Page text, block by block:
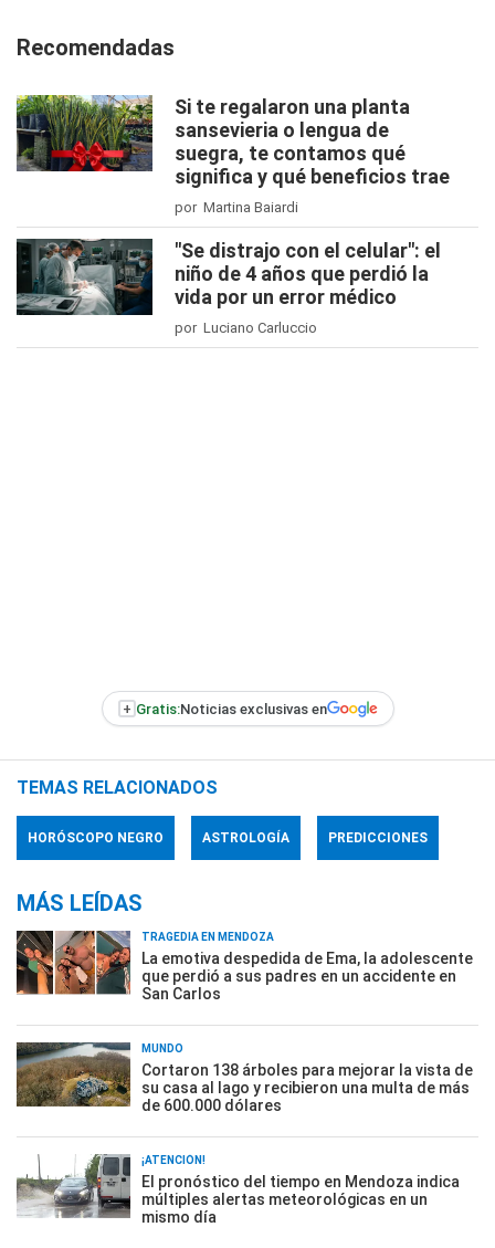
Recomendadas
Si te regalaron una planta
sansevieria o lengua de
suegra, te contamos qué
significa y qué beneficios trae
por Martina Baiardi
"Se distrajo con el celular": el
niño de 4 años que perdió la
vida por un error médico
por Luciano Carluccio
+ Gratis:Noticias exclusivas en
TEMAS RELACIONADOS
HORÓSCOPO NEGRO ASTROLOGÍA PREDICCIONES
MÁS LEÍDAS
TRAGEDIA EN MENDOZA
La emotiva despedida de Ema, la adolescente
que perdió a sus padres en un accidente en
San Carlos
MUNDO
Cortaron 138 árboles para mejorar la vista de
su casa al lago y recibieron una multa de más
de 600.000 dólares
¡ATENCIÓN!
El pronóstico del tiempo en Mendoza indica
múltiples alertas meteorológicas en un
mismo día